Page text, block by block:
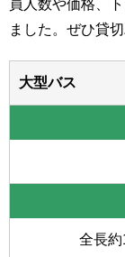
員人数や価格、
ました。ぜひ貸
大型バス
全長